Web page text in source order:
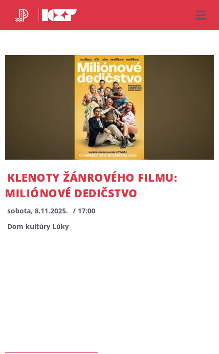
KLENOTY ŽÁNROVÉHO FILMU:
MILIÓNOVÉ DEDIČSTVO
sobota, 8.11.2025. / 17:00
Dom kultúry Lúky